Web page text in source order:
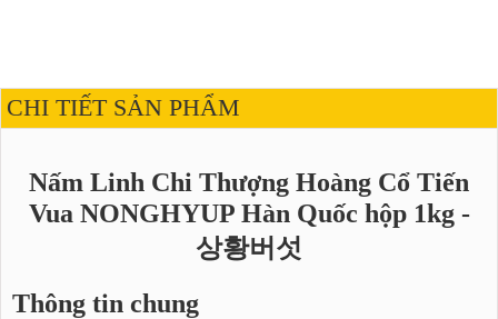
CHI TIẾT SẢN PHẨM
Nấm Linh Chi Thượng Hoàng Cổ Tiến
Vua NONGHYUP Hàn Quốc hộp 1kg -
상황버섯
Thông tin chung